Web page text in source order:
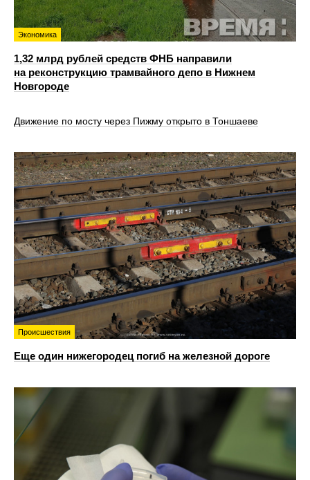
Экономика
1,32 млрд рублей средств ФНБ направили
на реконструкцию трамвайного депо в Нижнем
Новгороде
Движение по мосту через Пижму открыто в Тоншаеве
Происшествия
Еще один нижегородец погиб на железной дороге